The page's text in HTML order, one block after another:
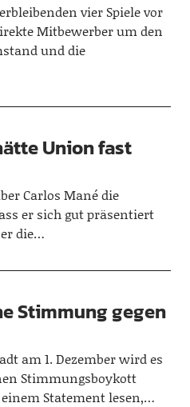
vier Spiele vor
Mitbewerber um den
und die
Union fast
Carlos Mané die
er sich gut präsentiert
er die…
Stimmung gegen
am 1. Dezember wird es
Stimmungsboykott
Statement lesen,…